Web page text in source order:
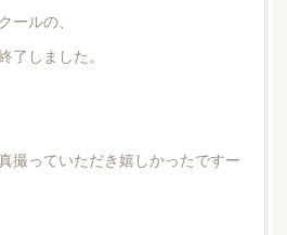
ルの、
了しました。
撮っていただき嬉しかったですー